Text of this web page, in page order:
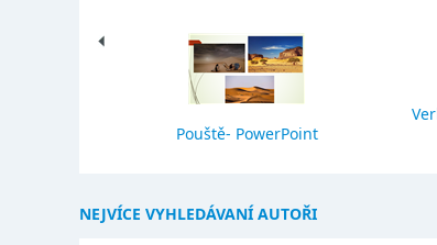
Pouště- PowerPoint
NEJVÍCE VYHLEDÁVANÍ AUTOŘI